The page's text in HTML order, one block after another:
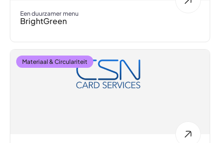
Een duurzamer menu
BrightGreen
Materiaal & Circulariteit